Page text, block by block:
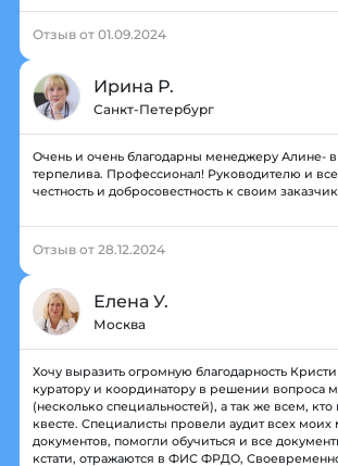
Отзыв от 01.09.2024
Ирина Р.
Санкт-Петербург
Очень и очень благодарны менеджеру Алине-
терпелива. Профессионал! Руководителю и
честность и добросовестность к своим
Отзыв от 28.12.2024
Елена У.
Москва
Хочу выразить огромную благодарность
куратору и координатору в решении вопроса
(несколько специальностей), а так же всем,
квесте. Специалисты провели аудит всех
документов, помогли обучиться и все
кстати, отражаются в ФИС ФРДО,